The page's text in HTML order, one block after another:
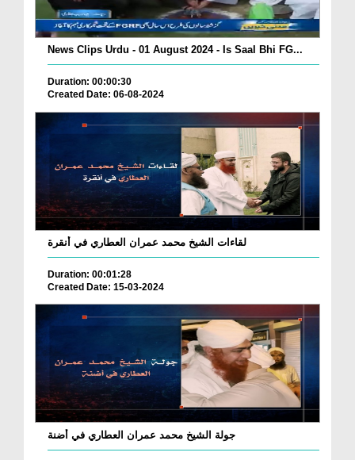
News Clips Urdu - 01 August 2024 - Is Saal Bhi FG...
Duration: 00:00:30
Created Date: 06-08-2024
لقاءات الشيخ محمد عمران العطاري في أنقرة
Duration: 00:01:28
Created Date: 15-03-2024
جولة الشيخ محمد عمران العطاري في أضنة